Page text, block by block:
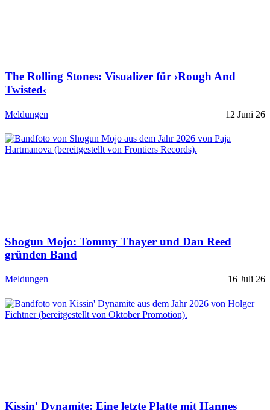
The Rolling Stones: Visualizer für ›Rough And
Twisted‹
Meldungen 12 Juni 26
Shogun Mojo: Tommy Thayer und Dan Reed
gründen Band
Meldungen 16 Juli 26
Kissin' Dynamite: Eine letzte Platte mit Hannes